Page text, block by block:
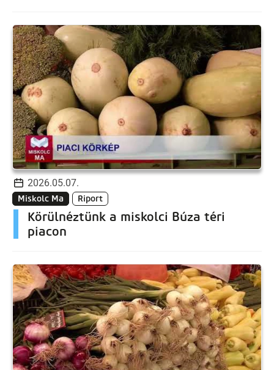
2026.05.07.
Miskolc Ma Riport
Körülnéztünk a miskolci Búza téri
piacon